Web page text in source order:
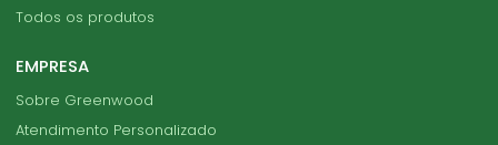
Todos os produtos
EMPRESA
Sobre Greenwood
Atendimento Personalizado